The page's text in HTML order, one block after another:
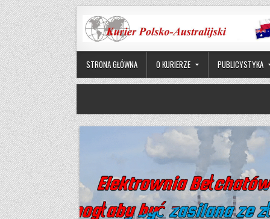
Skip to content
STRONA GŁÓWNA O KURIERZE PUBLICYSTYKA